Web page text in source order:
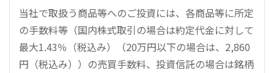
当社で取扱う商品等へのご投資には、各商品等に所定
の手数料等（国内株式取引の場合は約定代金に対して
最大1.43％（税込み）（20万円以下の場合は、2,860
円（税込み））の売買手数料、投資信託の場合は銘柄